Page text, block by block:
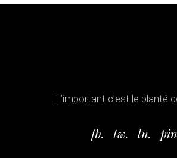
L’important c’est le planté
fb. tw. ln.